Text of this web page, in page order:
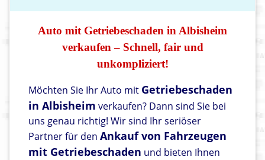
Auto mit Getriebeschaden in Albisheim
verkaufen – Schnell, fair und
unkompliziert!
Möchten Sie Ihr Auto mit Getriebeschaden
in Albisheim verkaufen? Dann sind Sie bei
uns genau richtig! Wir sind Ihr seriöser
Partner für den Ankauf von Fahrzeugen
mit Getriebeschaden und bieten Ihnen